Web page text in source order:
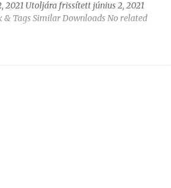
2021 Utoljára frissített június 2, 2021
Tags Similar Downloads No related